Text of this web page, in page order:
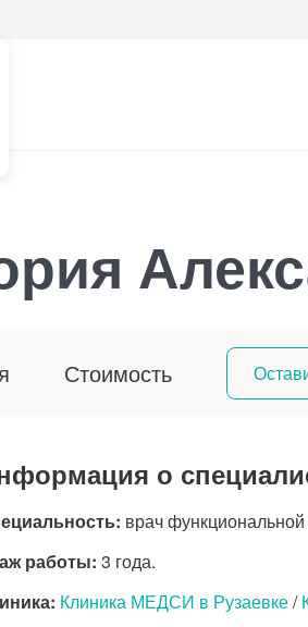
Стоимость
о
врач функциональной
работы: 3 года.
Клиника МЕДСИ в Рузаевке/